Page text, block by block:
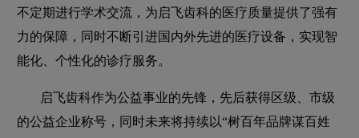
不定期进行学术交流，为启飞齿科的医疗质量提供了强有
力的保障，同时不断引进国内外先进的医疗设备，实现智
能化、个性化的诊疗服务。
启飞齿科作为公益事业的先锋，先后获得区级、市级
的公益企业称号，同时未来将持续以“树百年品牌谋百姓